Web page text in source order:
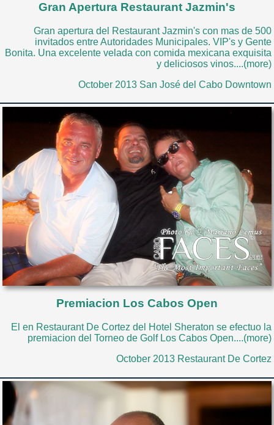
Gran Apertura Restaurant Jazmin's
Gran apertura del Restaurant Jazmin's con mas de 500
invitados entre Autoridades Municipales. VIP's y Gente
Bonita. Una excelente velada con comida mexicana exquisita
y deliciosos vinos....(more)
October 2013 San José del Cabo Downtown
Premiacion Los Cabos Open
El en Restaurant De Cortez del Hotel Sheraton se efectuo la
premiacion del Torneo de Golf Los Cabos Open....(more)
October 2013 Restaurant De Cortez